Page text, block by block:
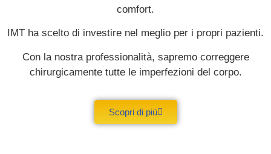
comfort.
IMT ha scelto di investire nel meglio per i propri pazienti.
Con la nostra professionalità, sapremo correggere
chirurgicamente tutte le imperfezioni del corpo.
Scopri di più